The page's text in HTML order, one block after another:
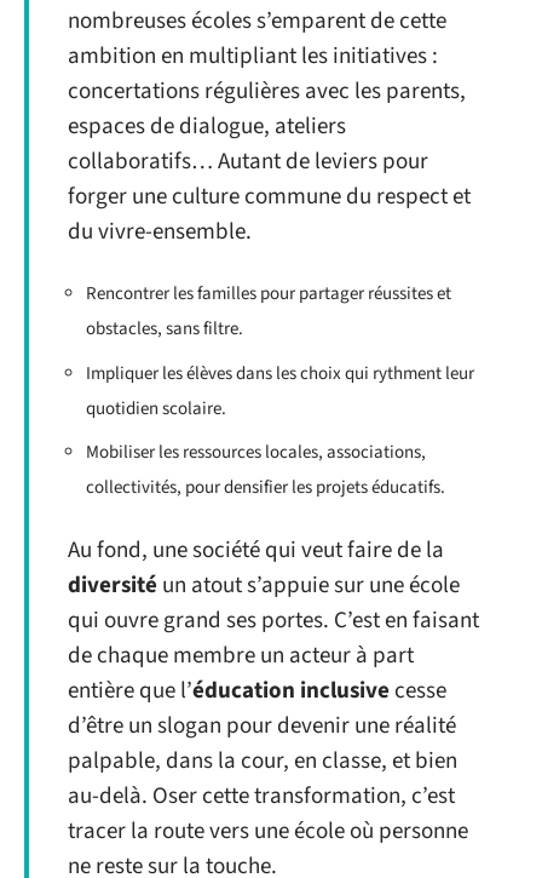
nombreuses écoles s’emparent de cette
ambition en multipliant les initiatives :
concertations régulières avec les parents,
espaces de dialogue, ateliers
collaboratifs… Autant de leviers pour
forger une culture commune du respect et
du vivre-ensemble.
Rencontrer les familles pour partager réussites et
obstacles, sans filtre.
Impliquer les élèves dans les choix qui rythment leur
quotidien scolaire.
Mobiliser les ressources locales, associations,
collectivités, pour densifier les projets éducatifs.
Au fond, une société qui veut faire de la
diversité un atout s’appuie sur une école
qui ouvre grand ses portes. C’est en faisant
de chaque membre un acteur à part
entière que l’éducation inclusive cesse
d’être un slogan pour devenir une réalité
palpable, dans la cour, en classe, et bien
au-delà. Oser cette transformation, c’est
tracer la route vers une école où personne
ne reste sur la touche.